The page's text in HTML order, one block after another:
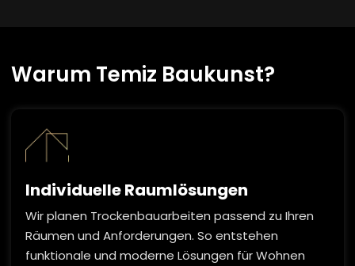
Warum Temiz Baukunst?
Individuelle Raumlösungen
Wir planen Trockenbauarbeiten passend zu Ihren
Räumen und Anforderungen. So entstehen
funktionale und moderne Lösungen für Wohnen